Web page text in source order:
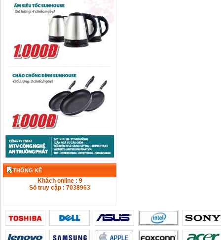
THỐNG KÊ
Khách online : 9
Số truy cập : 7038963